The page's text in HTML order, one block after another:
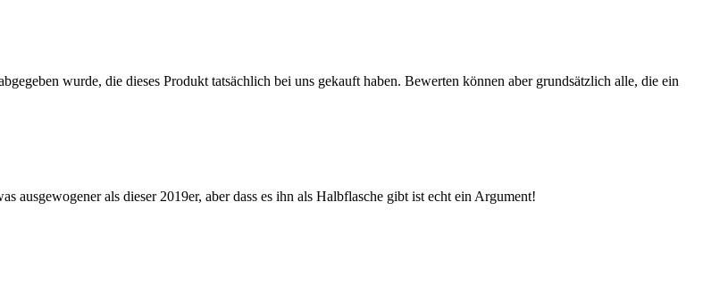
wurde, die dieses Produkt tatsächlich bei uns gekauft haben. Bewerten können aber grundsätzlich alle, die ein
ausgewogener als dieser 2019er, aber dass es ihn als Halbflasche gibt ist echt ein Argument!